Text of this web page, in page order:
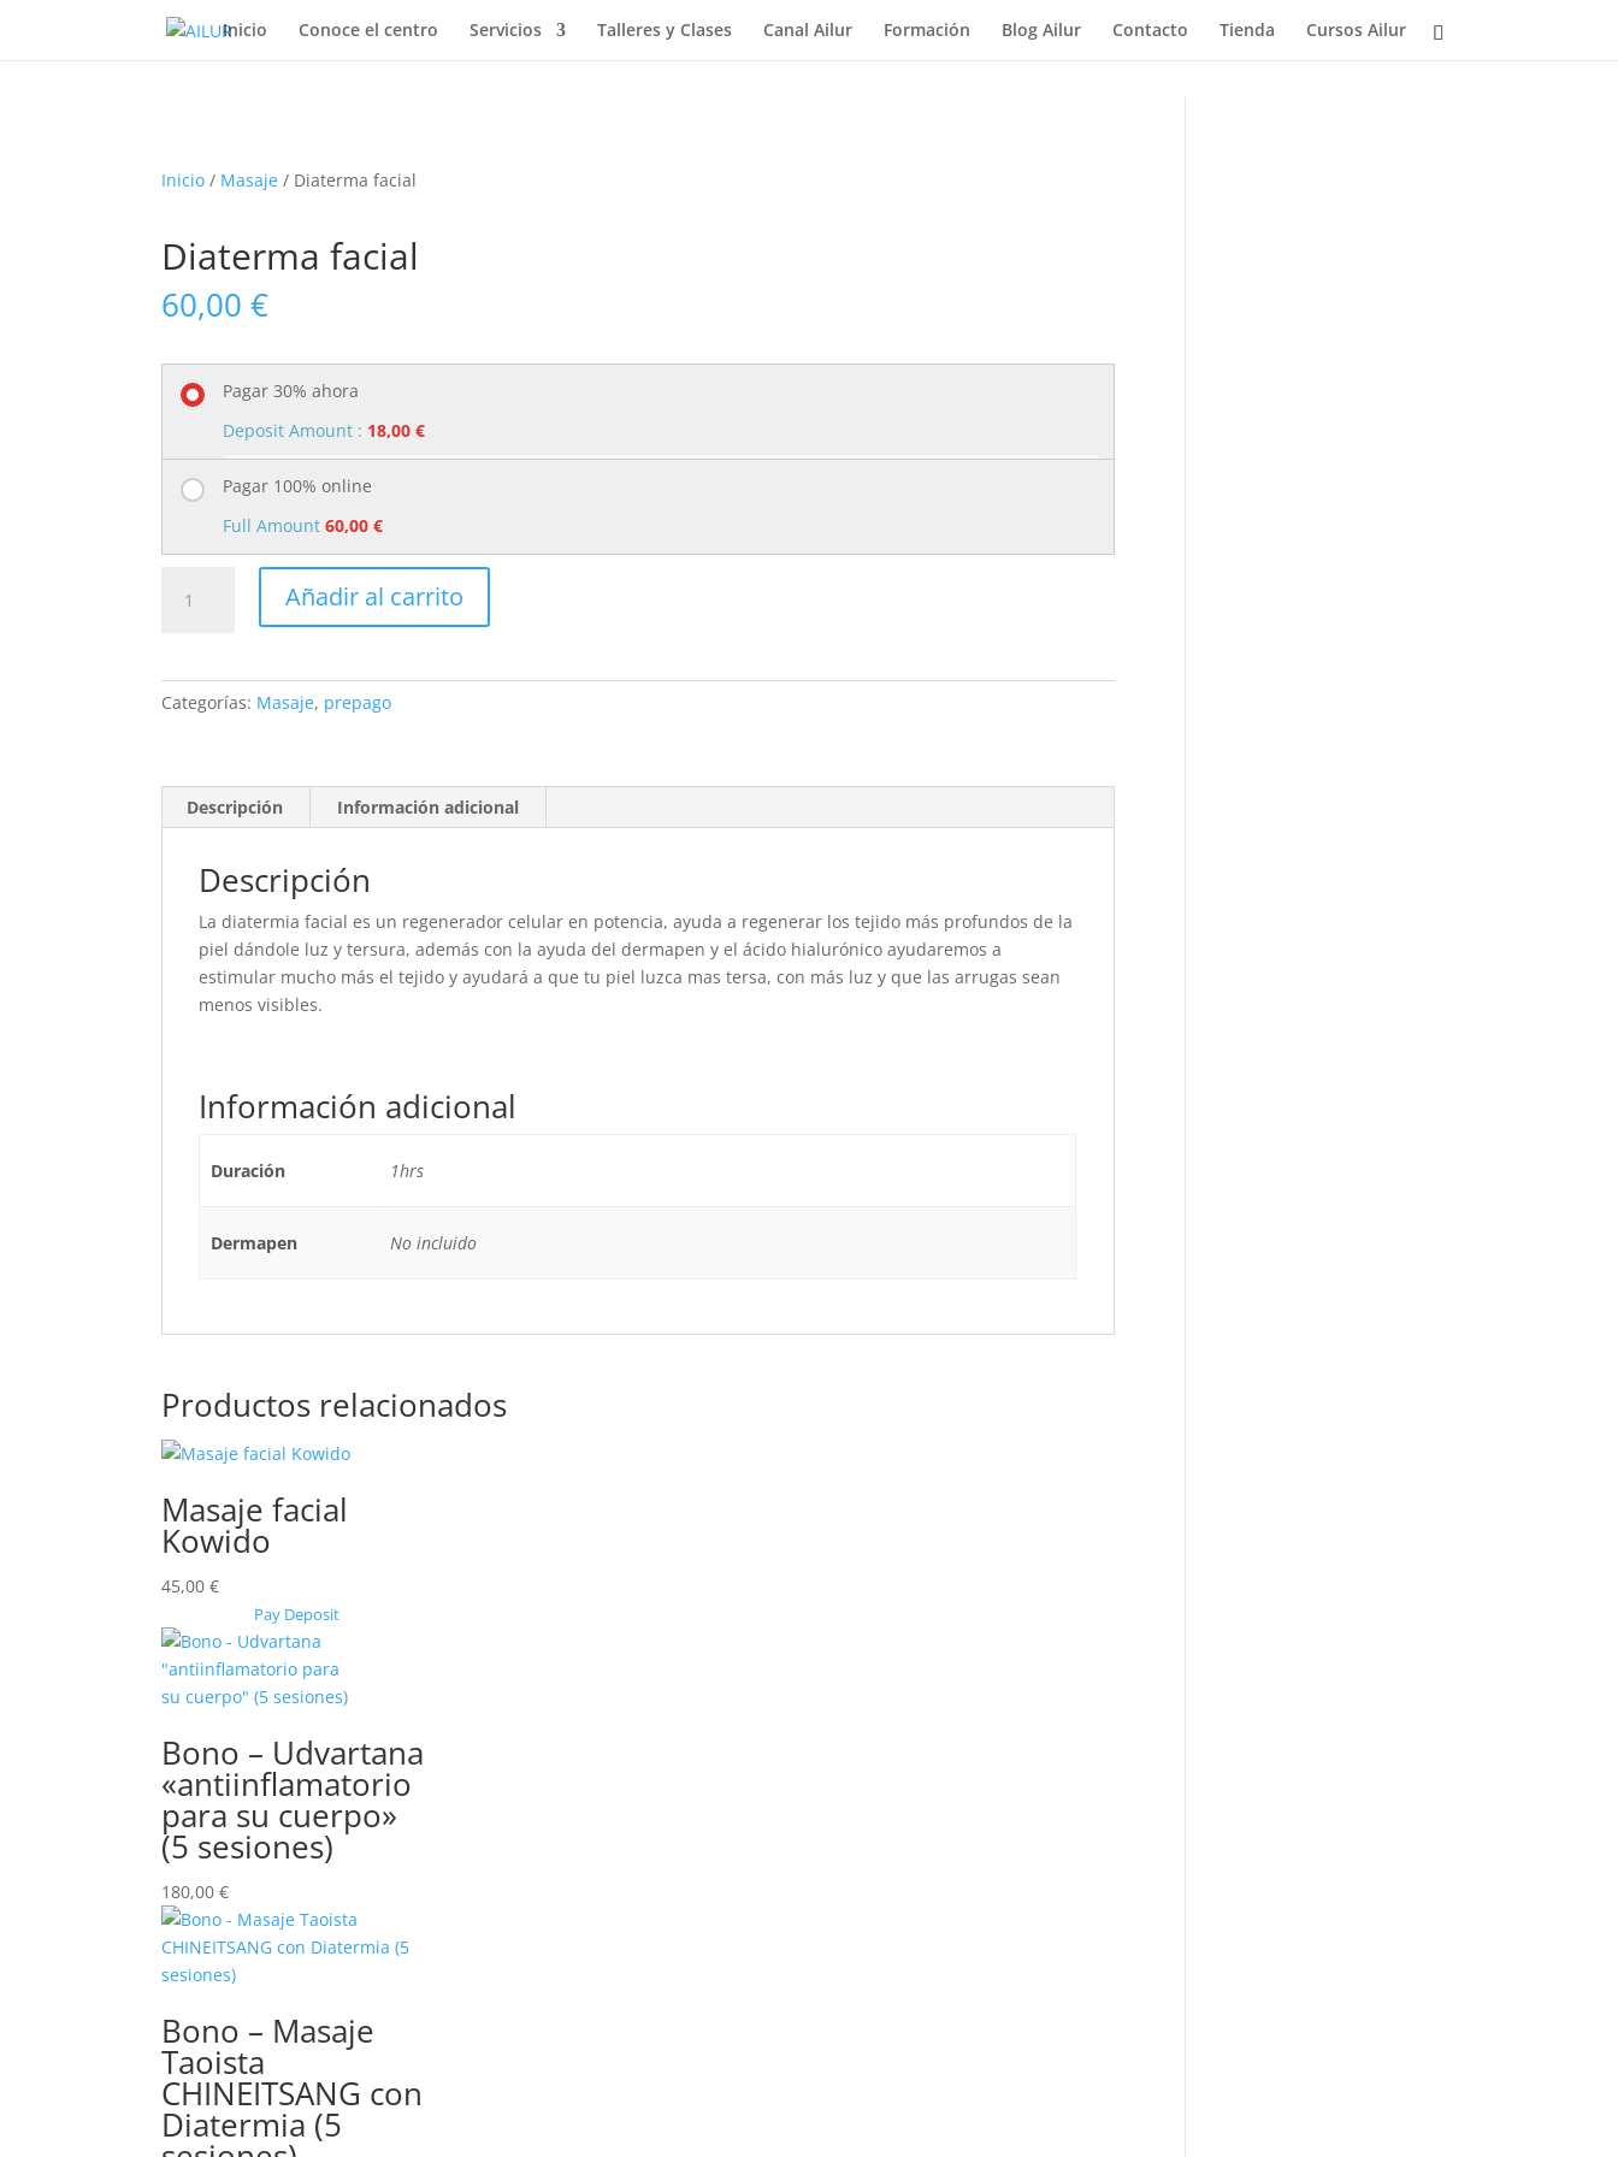
Inicio Conoce el centro Servicios Talleres y Clases Canal Ailur Formación Blog Ailur Contacto Tienda Cursos Ailur
Inicio / Masaje / Diaterma facial
Diaterma facial
60,00€
Pagar 30% ahora
Deposit Amount : 18,00€
Deposit Type:
Percentage
Rate:
30%of total price
Pagar 100% online
Full Amount60,00€
facial
Añadir al carrito
Categorías: Masaje, prepago
Descripción Información adicional
Descripción
La diatermia facial es un regenerador celular en potencia, ayuda a regenerar los tejido más profundos de la
piel dándole luz y tersura, además con la ayuda del dermapen y el ácido hialurónico ayudaremos a
estimular mucho más el tejido y ayudará a que tu piel luzca mas tersa, con más luz y que las arrugas sean
menos visibles.
Información adicional
Duración 1hrs
Dermapen No incluido
Productos relacionados
Masaje facial
Kowido
45,00€
Pay Deposit
Bono – Udvartana
«antiinflamatorio
para su cuerpo»
(5 sesiones)
180,00€
Bono – Masaje
Taoista
CHINEITSANG con
Diatermia (5